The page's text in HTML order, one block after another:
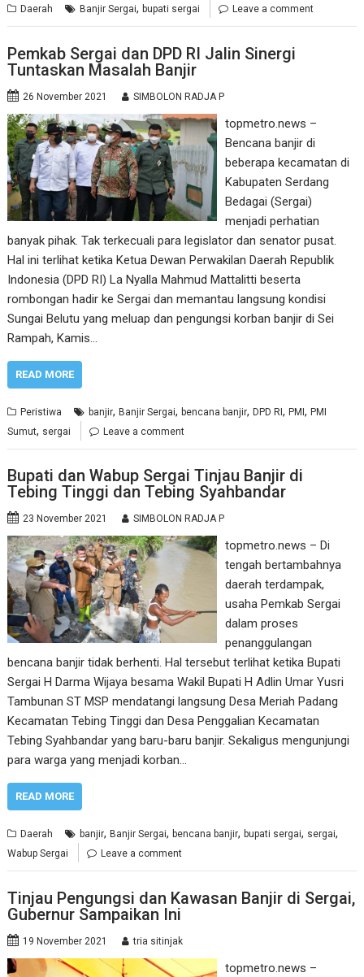
Daerah Banjir Sergai,bupati sergai Leave a comment
Pemkab Sergai dan DPD RI Jalin Sinergi
Tuntaskan Masalah Banjir
26 November 2021 SIMBOLON RADJA P
topmetro.news –
Bencana banjir di
beberapa kecamatan di
Kabupaten Serdang
Bedagai (Sergai)
menjadi perhatian
banyak pihak. Tak terkecuali para legislator dan senator pusat.
Hal ini terlihat ketika Ketua Dewan Perwakilan Daerah Republik
Indonesia (DPD RI) La Nyalla Mahmud Mattalitti beserta
rombongan hadir ke Sergai dan memantau langsung kondisi
Sungai Belutu yang meluap dan pengungsi korban banjir di Sei
Rampah, Kamis…
READ MORE
Peristiwa banjir,Banjir Sergai,bencana banjir,DPD RI,PMI,PMI
Sumut, sergai Leave a comment
Bupati dan Wabup Sergai Tinjau Banjir di
Tebing Tinggi dan Tebing Syahbandar
23 November 2021 SIMBOLON RADJA P
topmetro.news – Di
tengah bertambahnya
daerah terdampak,
usaha Pemkab Sergai
dalam proses
penanggulangan
bencana banjir tidak berhenti. Hal tersebut terlihat ketika Bupati
Sergai H Darma Wijaya besama Wakil Bupati H Adlin Umar Yusri
Tambunan ST MSP mendatangi langsung Desa Meriah Padang
Kecamatan Tebing Tinggi dan Desa Penggalian Kecamatan
Tebing Syahbandar yang baru-baru banjir. Sekaligus mengunjungi
para warga yang menjadi korban…
READ MORE
Daerah banjir,Banjir Sergai,bencana banjir,bupati sergai, sergai,
Wabup Sergai Leave a comment
Tinjau Pengungsi dan Kawasan Banjir di Sergai,
Gubernur Sampaikan Ini
19 November 2021 tria sitinjak
topmetro.news –